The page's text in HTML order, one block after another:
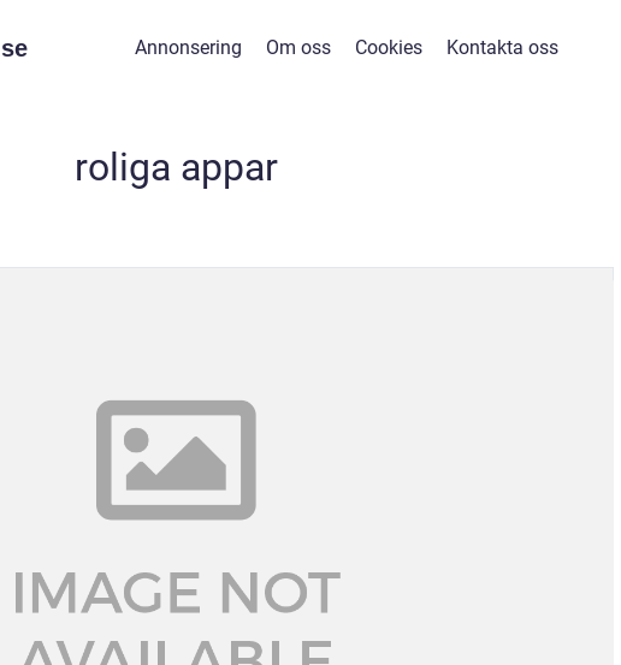
se Annonsering Om oss Cookies Kontakta oss
roliga appar